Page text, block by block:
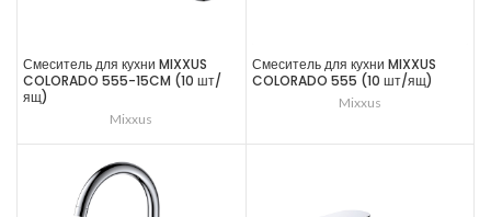
Смеситель для кухни MIXXUS
COLORADO 555-15CM (10 шт/
ящ)
Mixxus
Смеситель для кухни MIXXUS
COLORADO 555 (10 шт/ящ)
Mixxus